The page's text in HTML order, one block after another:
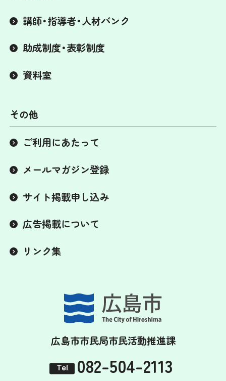
広島市市民局市民活動推進課
Tel
082-504-2113
講師・指導者・人材バンク
助成制度・表彰制度
資料室
その他
ご利用にあたって
メールマガジン登録
サイト掲載申し込み
広告掲載について
リンク集